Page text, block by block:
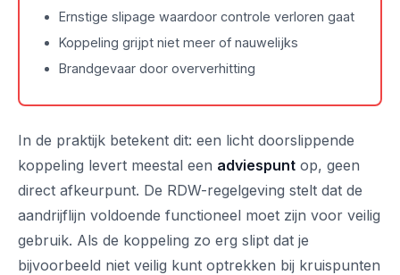
Ernstige slipage waardoor controle verloren gaat
Koppeling grijpt niet meer of nauwelijks
Brandgevaar door oververhitting
In de praktijk betekent dit: een licht doorslippende
koppeling levert meestal een adviespunt op, geen
direct afkeurpunt. De RDW-regelgeving stelt dat de
aandrijflijn voldoende functioneel moet zijn voor veilig
gebruik. Als de koppeling zo erg slipt dat je
bijvoorbeeld niet veilig kunt optrekken bij kruispunten